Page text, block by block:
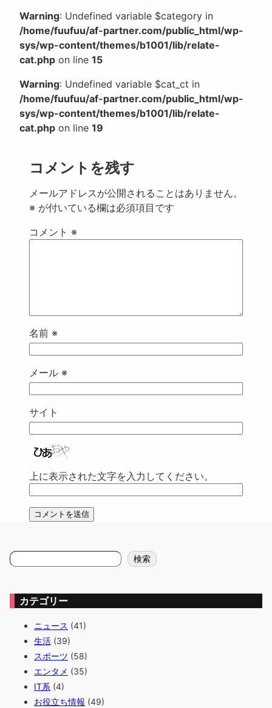
Warning: Undefined variable $category in
/home/fuufuu/af-partner.com/public_html/wp-
sys/wp-content/themes/b1001/lib/relate-
cat.php on line 15
Warning: Undefined variable $cat_ct in
/home/fuufuu/af-partner.com/public_html/wp-
sys/wp-content/themes/b1001/lib/relate-
cat.php on line 19
コメントを残す
メールアドレスが公開されることはありません。
※ が付いている欄は必須項目です
コメント ※
名前 ※
メール ※
サイト
上に表示された文字を入力してください。
検
索
検索
カテゴリー
ニュース (41)
生活 (39)
スポーツ (58)
エンタメ (35)
IT系 (4)
お役立ち情報 (49)